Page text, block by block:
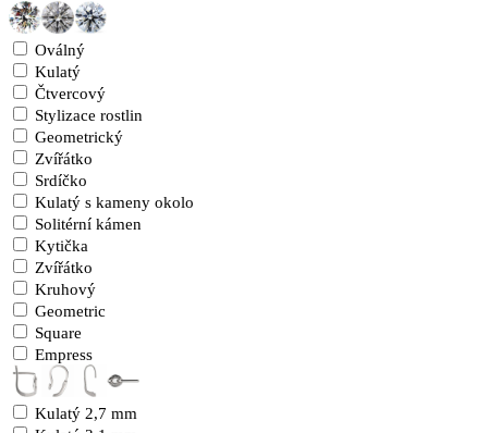
Oválný
Kulatý
Čtvercový
Stylizace rostlin
Geometrický
Zvířátko
Srdíčko
Kulatý s kameny okolo
Solitérní kámen
Kytička
Zvířátko
Kruhový
Geometric
Square
Empress
Kulatý 2,7 mm